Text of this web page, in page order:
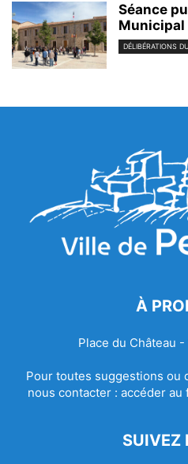
Séance
Municipal
DÉLIBÉRATIONS
À
Place du Château -
Pour toutes suggestions ou
nous contacter : accéder au
SUIVEZ